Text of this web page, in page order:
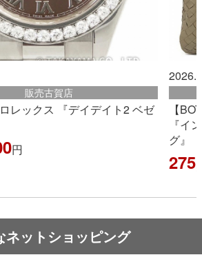
販売古賀店
レックス 『デイデイト2 ベゼ
円
【
『イ
グ』
ネットショッピング